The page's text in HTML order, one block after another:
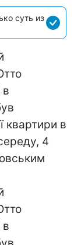
суть из
квартири в
4